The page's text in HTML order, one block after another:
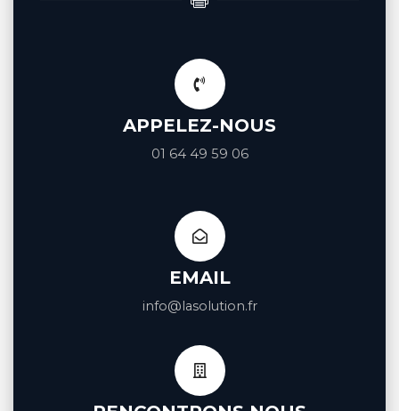
APPELEZ-NOUS
01 64 49 59 06
EMAIL
info@lasolution.fr